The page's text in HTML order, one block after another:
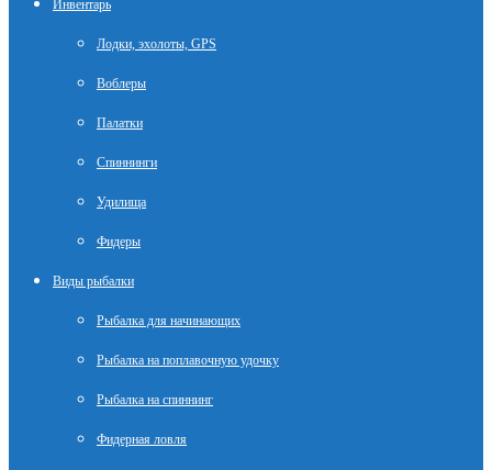
Инвентарь
Лодки, эхолоты, GPS
Воблеры
Палатки
Спиннинги
Удилища
Фидеры
Виды рыбалки
Рыбалка для начинающих
Рыбалка на поплавочную удочку
Рыбалка на спиннинг
Фидерная ловля